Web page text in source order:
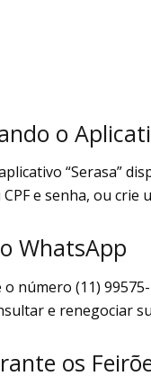
o
“Serasa”
CPF e senha, ou
WhatsApp
o número (11)
e renegociar
os